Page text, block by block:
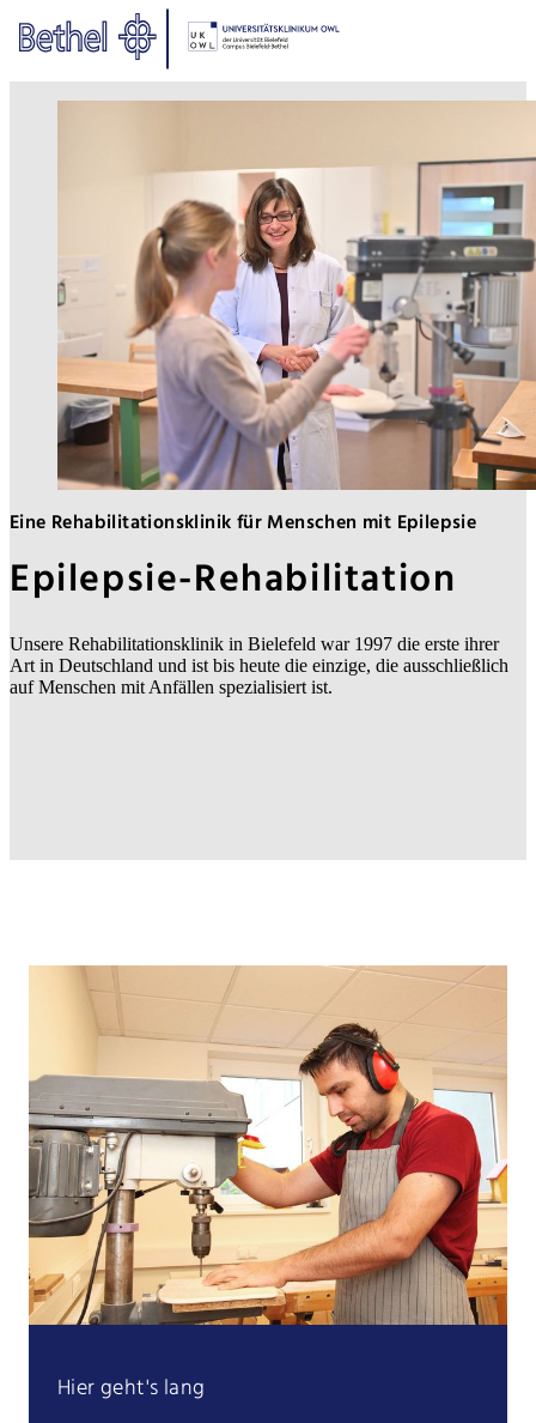
Zum Hauptinhalt springen
Zur Fußzeile springen
Bethel - Rehabilitation
Eine Rehabilitationsklinik für Menschen mit Epilepsie
Epilepsie-Rehabilitation
Unsere Rehabilitationsklinik in Bielefeld war 1997 die erste ihrer
Art in Deutschland und ist bis heute die einzige, die ausschließlich
auf Menschen mit Anfällen spezialisiert ist.
Hier geht's lang